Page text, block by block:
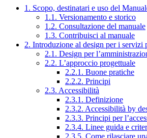
1. Scopo, destinatari e uso del
1.1. Versionamento e storico
1.2. Consultazione del manuale
1.3. Contribuisci al manuale
2. Introduzione al design per i servizi
2.1. Design per
2.2. L’approccio progettuale
2.2.1. Buone pratiche
2.2.2. Principi
2.3. Accessibilità
2.3.1. Definizione
2.3.2. Accessibilità by
2.3.3. Principi per
2.3.4. Linee guida e
2.3.5. Come rilasciare